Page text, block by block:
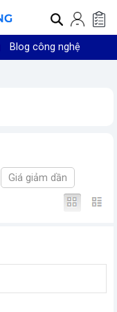
Blog công nghệ
Giá giảm dần